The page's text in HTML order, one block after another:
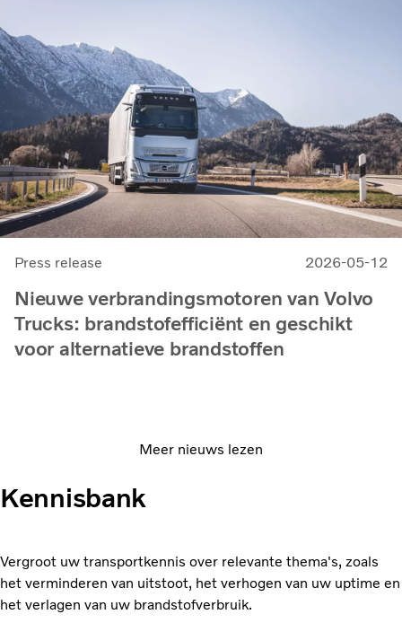
Press release 2026-05-12
Nieuwe verbrandingsmotoren van Volvo
Trucks: brandstofefficiënt en geschikt
voor alternatieve brandstoffen
Meer nieuws lezen
Kennisbank
Vergroot uw transportkennis over relevante thema's, zoals
het verminderen van uitstoot, het verhogen van uw uptime en
het verlagen van uw brandstofverbruik.